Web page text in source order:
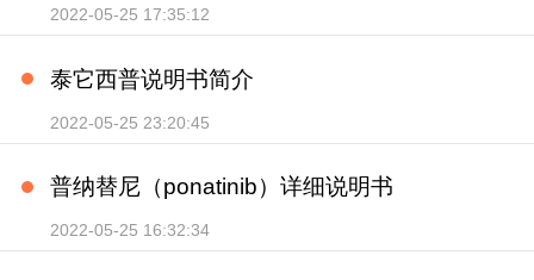
2022-05-25 17:35:12
泰它西普说明书简介
2022-05-25 23:20:45
普纳替尼（ponatinib）详细说明书
2022-05-25 16:32:34